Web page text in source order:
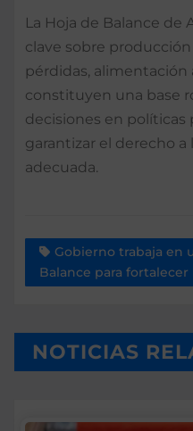
La Hoja de Balance
clave sobre
pérdidas, alimentación
constituyen una base
decisiones en políticas
garantizar el derecho a
adecuada.
Gobierno trabaja en
Balance para
NOTICIAS